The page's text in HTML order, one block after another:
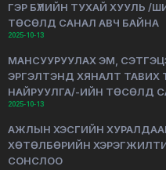
ГЭР БҮЛИЙН ТУХАЙ ХУУЛЬ /
ТӨСӨЛД САНАЛ АВЧ БАЙНА
2025-10-13
МАНСУУРУУЛАХ ЭМ,
ЭРГЭЛТЭНД ХЯНАЛТ
НАЙРУУЛГА/-ИЙН ТӨСӨЛД
2025-10-13
АЖЛЫН ХЭСГИЙН
ХӨТӨЛБӨРИЙН
СОНСЛОО